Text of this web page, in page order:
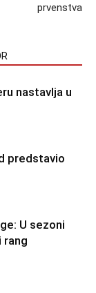
prvenstva
nastavlja u
predstavio
U sezoni
rang